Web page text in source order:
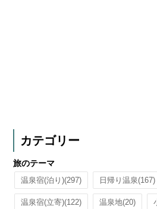
カテゴリー
旅のテーマ
温泉宿(泊り)(297) 日帰り温泉(167)
温泉宿(立寄)(122) 温泉地(20)